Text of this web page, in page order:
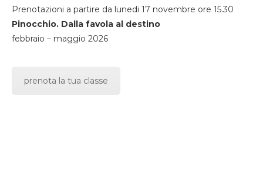
Prenotazioni a partire da lunedi 17 novembre ore 15.30
Pinocchio. Dalla favola al destino
febbraio – maggio 2026
prenota la tua classe